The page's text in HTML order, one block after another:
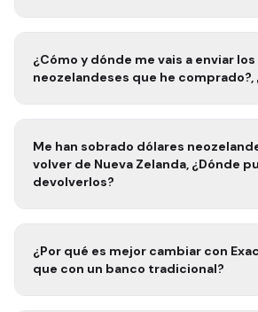
¿Cómo y dónde me vais a enviar los
neozelandeses que he comprado?,
Me han sobrado dólares
volver de Nueva Zelanda, ¿Dónde
devolverlos?
¿Por qué es mejor cambiar con Exact Change
que con un banco tradicional?